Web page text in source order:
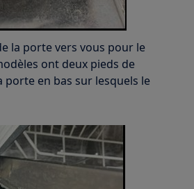
la porte vers vous pour le
ont deux pieds de
porte en bas sur lesquels le